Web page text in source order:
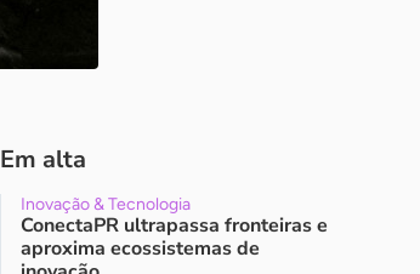
Em alta
Inovação & Tecnologia
ConectaPR ultrapassa fronteiras e
aproxima ecossistemas de